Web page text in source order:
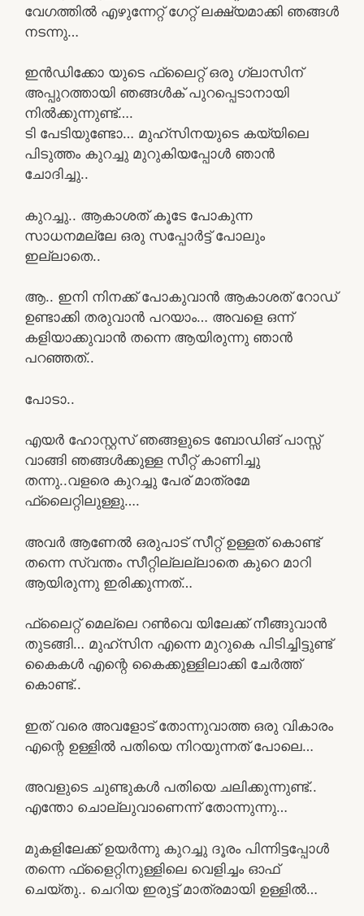
വേഗത്തിൽ എഴുന്നേറ്റ് ഗേറ്റ് ലക്ഷ്യമാക്കി ഞങ്ങൾ
നടന്നു…
ഇൻഡിക്കോ യുടെ ഫ്ലൈറ്റ് ഒരു ഗ്ലാസിന്
അപ്പുറത്തായി ഞങ്ങൾക് പുറപ്പെടാനായി
നിൽക്കുന്നുണ്ട്….
ടി പേടിയുണ്ടോ… മുഹ്‌സിനയുടെ കയ്യിലെ
പിടുത്തം കുറച്ചു മുറുകിയപ്പോൾ ഞാൻ
ചോദിച്ചു..
കുറച്ചു.. ആകാശത് കൂടേ പോകുന്ന
സാധനമല്ലേ ഒരു സപ്പോർട്ട് പോലും
ഇല്ലാതെ..
ആ.. ഇനി നിനക്ക് പോകുവാൻ ആകാശത് റോഡ്
ഉണ്ടാക്കി തരുവാൻ പറയാം… അവളെ ഒന്ന്
കളിയാക്കുവാൻ തന്നെ ആയിരുന്നു ഞാൻ
പറഞ്ഞത്..
പോടാ..
എയർ ഹോസ്റ്റസ് ഞങ്ങളുടെ ബോഡിങ് പാസ്സ്
വാങ്ങി ഞങ്ങൾക്കുള്ള സീറ്റ് കാണിച്ചു
തന്നു..വളരെ കുറച്ചു പേര് മാത്രമേ
ഫ്ലൈറ്റിലുള്ളു….
അവർ ആണേൽ ഒരുപാട് സീറ്റ് ഉള്ളത് കൊണ്ട്
തന്നെ സ്വന്തം സീറ്റില്ലല്ലാതെ കുറെ മാറി
ആയിരുന്നു ഇരിക്കുന്നത്…
ഫ്ലൈറ്റ് മെല്ലെ റൺവെ യിലേക്ക് നീങ്ങുവാൻ
തുടങ്ങി… മുഹ്സിന എന്നെ മുറുകെ പിടിച്ചിട്ടുണ്ട്
കൈകൾ എന്റെ കൈക്കുള്ളിലാക്കി ചേർത്ത്
കൊണ്ട്..
ഇത് വരെ അവളോട്‌ തോന്നുവാത്ത ഒരു വികാരം
എന്റെ ഉള്ളിൽ പതിയെ നിറയുന്നത് പോലെ…
അവളുടെ ചുണ്ടുകൾ പതിയെ ചലിക്കുന്നുണ്ട്..
എന്തോ ചൊല്ലുവാണെന്ന് തോന്നുന്നു…
മുകളിലേക്ക് ഉയർന്നു കുറച്ചു ദൂരം പിന്നിട്ടപ്പോൾ
തന്നെ ഫ്‌ളൈറ്റിനുള്ളിലെ വെളിച്ചം ഓഫ്‌
ചെയ്തു.. ചെറിയ ഇരുട്ട് മാത്രമായി ഉള്ളിൽ…